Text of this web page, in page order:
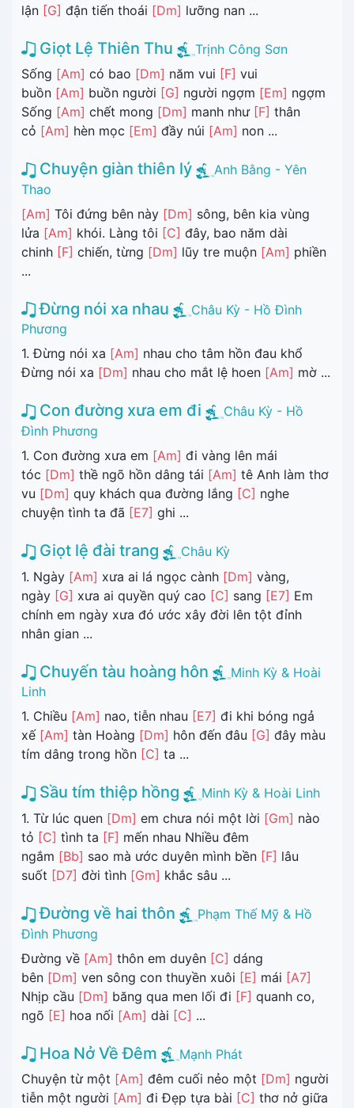
lận [G] đận tiến thoái [Dm] lưỡng nan ...
Giọt Lệ Thiên Thu
Trịnh Công Sơn
Sống [Am] có bao [Dm] năm vui [F] vui
buồn [Am] buồn người [G] người ngợm [Em] ngợm
Sống [Am] chết mong [Dm] manh như [F] thân
cỏ [Am] hèn mọc [Em] đầy núi [Am] non ...
Chuyện giàn thiên lý
Anh Bằng - Yên
Thao
[Am] Tôi đứng bên này [Dm] sông, bên kia vùng
lửa [Am] khói. Làng tôi [C] đây, bao năm dài
chinh [F] chiến, từng [Dm] lũy tre muộn [Am] phiền
...
Đừng nói xa nhau
Châu Kỳ - Hồ Đình
Phương
1. Đừng nói xa [Am] nhau cho tâm hồn đau khổ
Đừng nói xa [Dm] nhau cho mắt lệ hoen [Am] mờ ...
Con đường xưa em đi
Châu Kỳ - Hồ
Đình Phương
1. Con đường xưa em [Am] đi vàng lên mái
tóc [Dm] thề ngõ hồn dâng tái [Am] tê Anh làm thơ
vu [Dm] quy khách qua đường lắng [C] nghe
chuyện tình ta đã [E7] ghi ...
Giọt lệ đài trang
Châu Kỳ
1. Ngày [Am] xưa ai lá ngọc cành [Dm] vàng,
ngày [G] xưa ai quyền quý cao [C] sang [E7] Em
chính em ngày xưa đó ước xây đời lên tột đỉnh
nhân gian ...
Chuyến tàu hoàng hôn
Minh Kỳ & Hoài
Linh
1. Chiều [Am] nao, tiễn nhau [E7] đi khi bóng ngả
xế [Am] tàn Hoàng [Dm] hôn đến đâu [G] đây màu
tím dâng trong hồn [C] ta ...
Sầu tím thiệp hồng
Minh Kỳ & Hoài Linh
1. Từ lúc quen [Dm] em chưa nói một lời [Gm] nào
tỏ [C] tình ta [F] mến nhau Nhiều đêm
ngắm [Bb] sao mà ước duyên mình bền [F] lâu
suốt [D7] đời tình [Gm] khắc sâu ...
Đường về hai thôn
Phạm Thế Mỹ & Hồ
Đình Phương
Đường về [Am] thôn em duyên [C] dáng
bên [Dm] ven sông con thuyền xuôi [E] mái [A7]
Nhịp cầu [Dm] băng qua men lối đi [F] quanh co,
ngõ [E] hoa nối [Am] dài [C] ...
Hoa Nở Về Đêm
Mạnh Phát
Chuyện từ một [Am] đêm cuối nẻo một [Dm] người
tiễn một người [Am] đi Đẹp tựa bài [C] thơ nở giữa